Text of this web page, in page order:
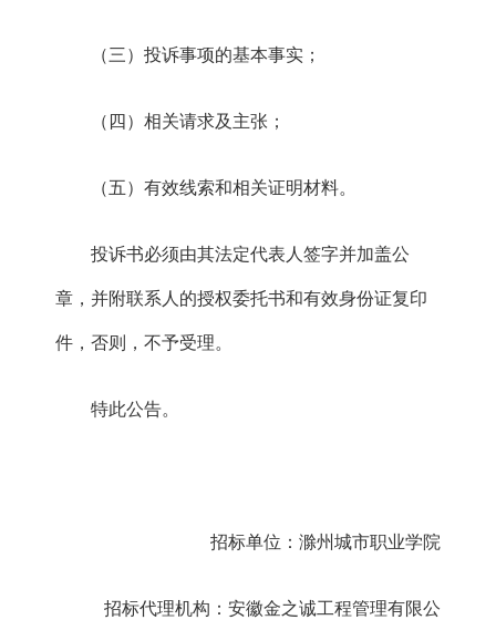
（三）投诉事项的基本事实；
（四）相关请求及主张；
（五）有效线索和相关证明材料。
投诉书必须由其法定代表人签字并加盖公
章，并附联系人的授权委托书和有效身份证复印
件，否则，不予受理。
特此公告。
招标单位： 滁州城市职业学院
招标代理机构： 安徽金之诚工程管理有限公